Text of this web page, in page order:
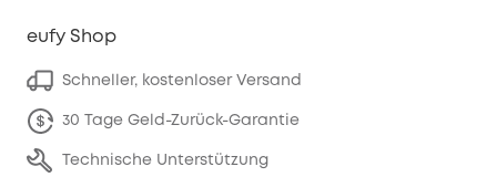
eufy Shop
Schneller, kostenloser Versand
30 Tage Geld-Zurück-Garantie
Technische Unterstützung